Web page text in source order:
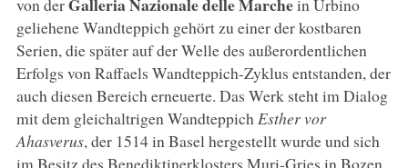
geliehene Wandteppich gehört zu einer der kostbaren
Serien, die später auf der Welle des außerordentlichen
Erfolgs von Raffaels Wandteppich-Zyklus entstanden, der
auch diesen Bereich erneuerte. Das Werk steht im Dialog
mit dem gleichaltrigen Wandteppich Esther vor
Ahasverus, der 1514 in Basel hergestellt wurde und sich
im Besitz des Benediktinerklosters Muri-Gries in Bozen